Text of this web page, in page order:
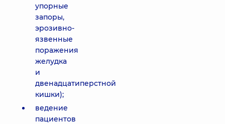
упорные
запоры,
эрозивно-
язвенные
поражения
желудка
и
двенадцатиперстной
кишки);
ведение
пациентов